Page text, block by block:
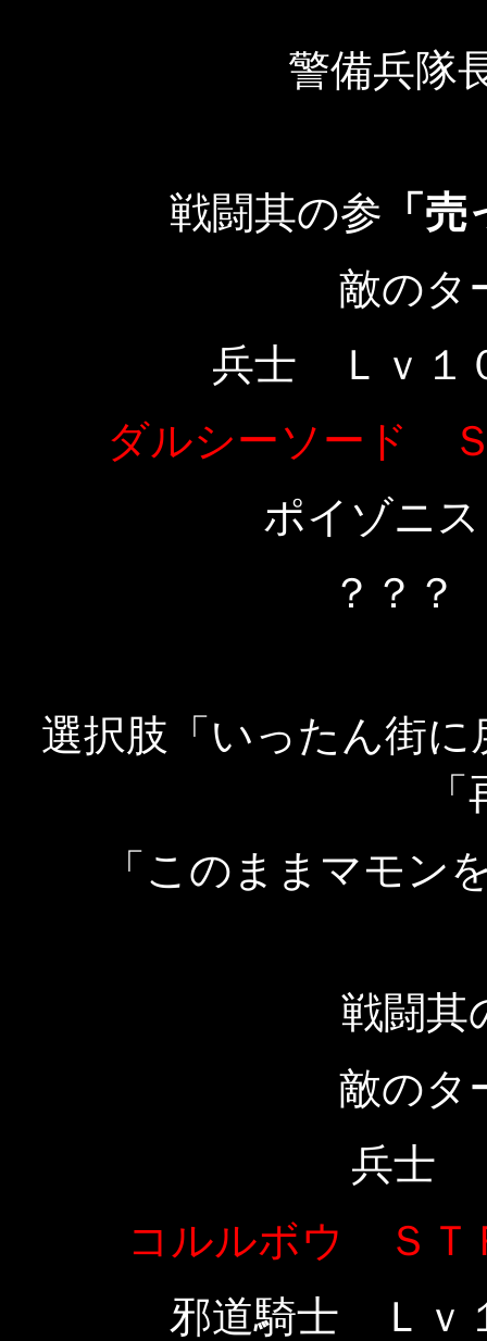
警備兵隊
戦闘其の参 「
敵のタ
兵士 Ｌｖ１
ダルシーソード
ポイゾニ
？？？
選択肢「いったん街
「このままマモン
戦闘其
敵のタ
兵士
コルルボウ ＳＴ
邪道騎士 Ｌｖ